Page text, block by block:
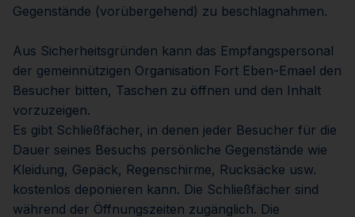
Gegenstände (vorübergehend) zu beschlagnahmen.
Aus Sicherheitsgründen kann das Empfangspersonal
der gemeinnützigen Organisation Fort Eben-Emael den
Besucher bitten, Taschen zu öffnen und den Inhalt
vorzuzeigen.
Es gibt Schließfächer, in denen jeder Besucher für die
Dauer seines Besuchs persönliche Gegenstände wie
Kleidung, Gepäck, Regenschirme, Rucksäcke usw.
kostenlos deponieren kann. Die Schließfächer sind
während der Öffnungszeiten zugänglich. Die